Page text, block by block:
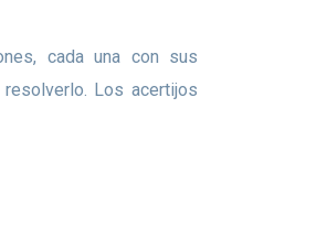
Los acertijos